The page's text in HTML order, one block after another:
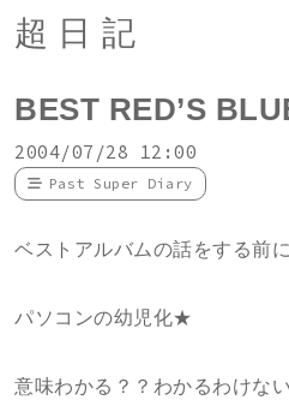
超日記
BEST RED’S
2004/07/28 12:00
Past Super Diary
ベストアルバムの話をする前
パソコンの幼児化★
意味わかる？？わかるわけな